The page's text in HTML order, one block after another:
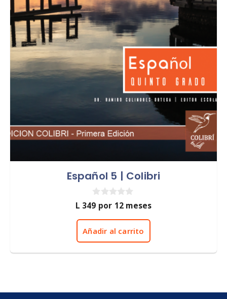
Español 5 | Colibri
0
d
e
L 349 por 12 meses
Añadir al carrito